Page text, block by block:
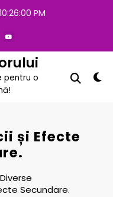
10:26:01 PM
pentru o
și Efecte
Diverse
Secundare.